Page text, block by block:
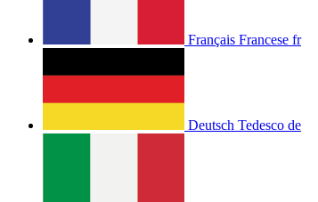
Français Francese fr
Deutsch Tedesco de